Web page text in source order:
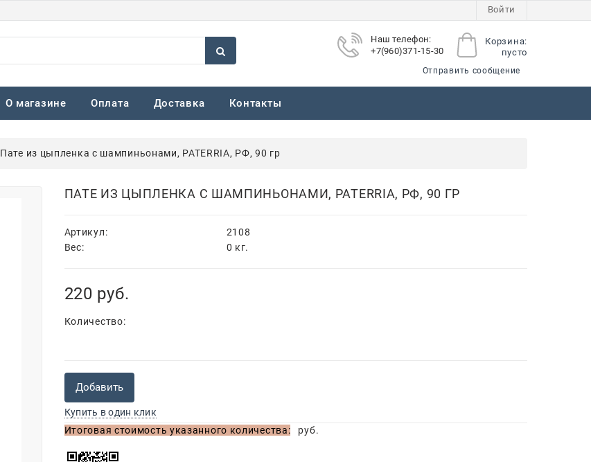
Войти
Корзина:
пусто
Наш телефон:
+7(960)371-15-30
Отправить сообщение
О магазине Оплата Доставка Контакты
Пате из цыпленка с шампиньонами, PATERRIA, РФ, 90 гр
ПАТЕ ИЗ ЦЫПЛЕНКА С ШАМПИНЬОНАМИ, PATERRIA, РФ, 90 ГР
Артикул:
2108
Вес:
0 кг.
220 руб.
Количество:
Добавить
Купить в один клик
Итоговая стоимость указанного количества:
руб.